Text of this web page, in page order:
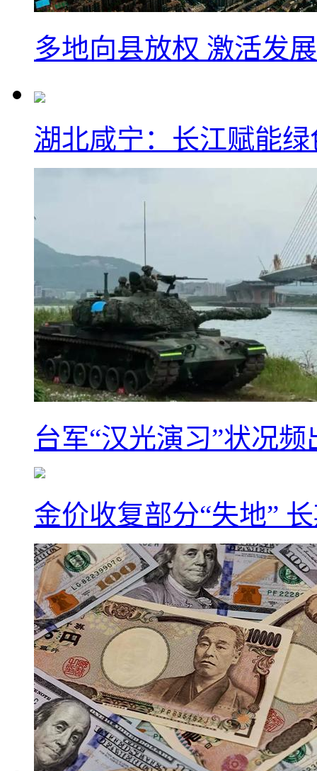
多地向县放权 激活发
湖北咸宁：长江赋能
台军“汉光演习”状况
金价收复部分“失地”